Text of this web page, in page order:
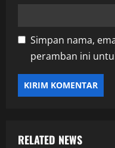
Simpan nama,
peramban ini
RELATED NEWS